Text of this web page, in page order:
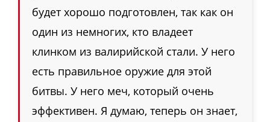
будет хорошо подготовлен, так как он
один из немногих, кто владеет
клинком из валирийской стали. У него
есть правильное оружие для этой
битвы. У него меч, который очень
эффективен. Я думаю, теперь он знает,